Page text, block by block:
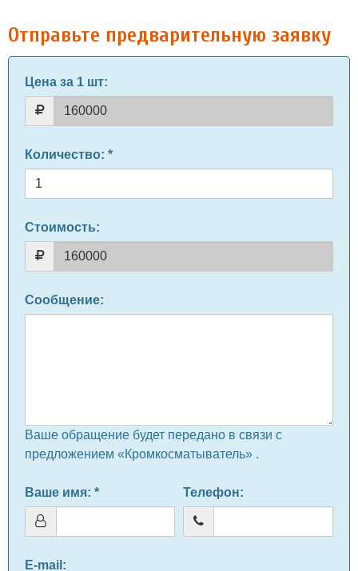
Отправьте предварительную заявку
Цена за 1 шт:
Количество: *
Стоимость:
Сообщение:
Ваше обращение будет передано в связи с
предложением «Кромкосматыватель» .
Ваше имя: * Телефон:
E-mail :